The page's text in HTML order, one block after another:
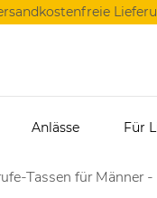
Anlässe Für
Tassen für Männer